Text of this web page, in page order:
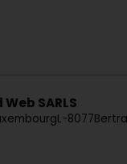
SARLS
L-8077